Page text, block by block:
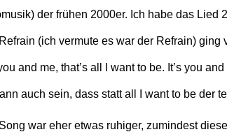
der frühen 2000er. Ich habe das Lied
(ich vermute es war der Refrain) ging
you and me, that’s all I want to be. It’s you
auch sein, dass statt all I want to be der
war eher etwas ruhiger, zumindest